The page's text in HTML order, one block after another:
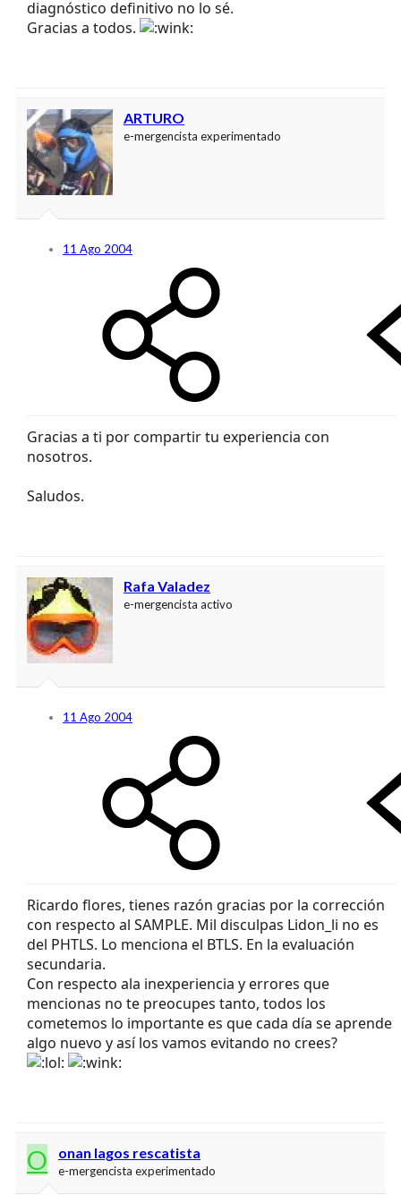
diagnóstico definitivo no lo sé.
Gracias a todos.
ARTURO
e-mergencista experimentado
11 Ago 2004
Gracias a ti por compartir tu experiencia con
nosotros.
Saludos.
Rafa Valadez
e-mergencista activo
11 Ago 2004
Ricardo flores, tienes razón gracias por la corrección
con respecto al SAMPLE. Mil disculpas Lidon_li no es
del PHTLS. Lo menciona el BTLS. En la evaluación
secundaria.
Con respecto ala inexperiencia y errores que
mencionas no te preocupes tanto, todos los
cometemos lo importante es que cada día se aprende
algo nuevo y así los vamos evitando no crees?
O onan lagos rescatista
e-mergencista experimentado